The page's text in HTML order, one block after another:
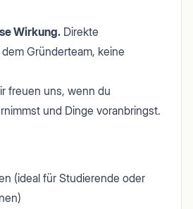
Wirkung. Direkte
Gründerteam, keine
freuen uns, wenn du
und Dinge voranbringst.
(ideal für Studierende oder